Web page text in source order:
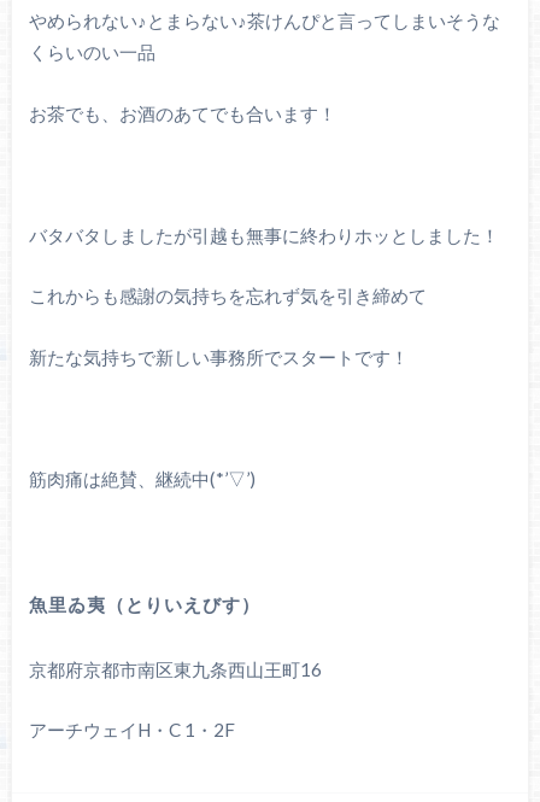
やめられない♪とまらない♪茶けんぴと言ってしまいそうな
くらいのい一品
お茶でも、お酒のあてでも合います！
バタバタしましたが引越も無事に終わりホッとしました！
これからも感謝の気持ちを忘れず気を引き締めて
新たな気持ちで新しい事務所でスタートです！
筋肉痛は絶賛、継続中(*’▽’)
魚里ゐ夷（とりいえびす）
京都府京都市南区東九条西山王町16
アーチウェイH・C 1・2F